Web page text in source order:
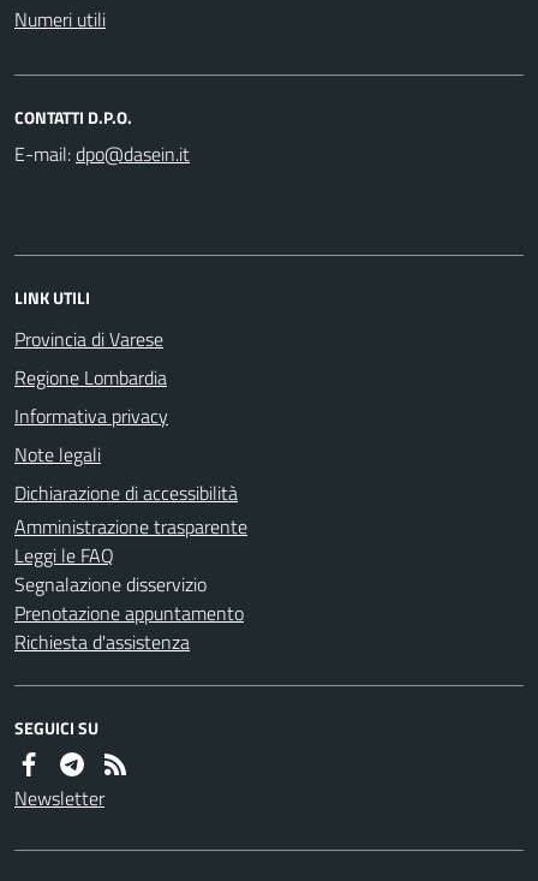
Numeri utili
CONTATTI D.P.O.
E-mail:
LINK UTILI
Provincia di Varese
Regione Lombardia
Informativa privacy
Note legali
Dichiarazione di accessibilità
Amministrazione trasparente
Leggi le FAQ
Segnalazione disservizio
Prenotazione appuntamento
Richiesta d'assistenza
SEGUICI SU
Newsletter